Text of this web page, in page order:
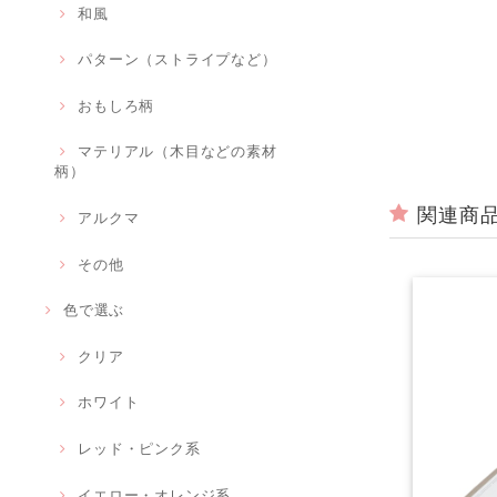
和風
パターン（ストライプなど）
おもしろ柄
マテリアル（木目などの素材
柄）
アルクマ
その他
色で選ぶ
クリア
ホワイト
レッド・ピンク系
関連商